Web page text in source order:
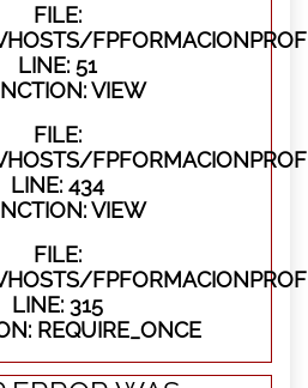
FILE:
LINE: 51
VIEW
FILE:
LINE: 434
VIEW
FILE:
LINE: 315
REQUIRE_ONCE